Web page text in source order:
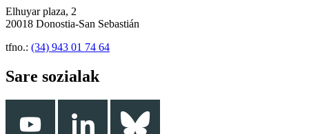
Elhuyar plaza, 2
20018 Donostia-San Sebastián
tfno.: (34) 943 01 74 64
Sare sozialak